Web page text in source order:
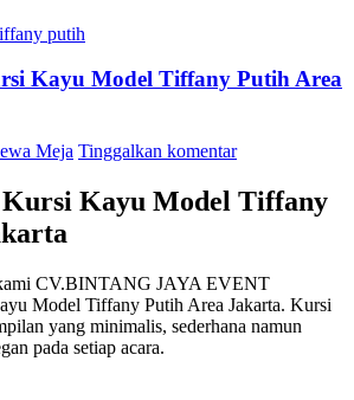
putih
Kayu Model Tiffany Putih Area
Meja Tinggalkan komentar
Kursi Kayu Model Tiffany
kami CV.BINTANG JAYA EVENT
Model Tiffany Putih Area Jakarta. Kursi
yang minimalis, sederhana namun
pada setiap acara.